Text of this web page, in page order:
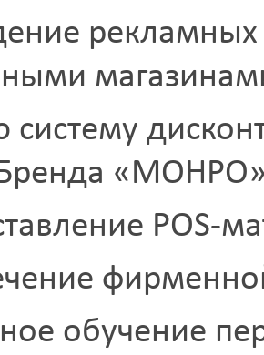
рекламных
систему
POS-
обучение